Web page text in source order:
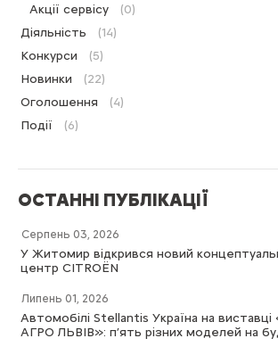
Акції сервісу
(0)
Діяльність
(14)
Конкурси
(5)
Новинки
(22)
Оголошення
(4)
Події
(6)
ОСТАННІ ПУБЛІКАЦІЇ
Серпень 03, 2026
У Житомир відкрився новий
центр CITROËN
Липень 01, 2026
Автомобілі Stellantis Україна на
АГРО ЛЬВІВ»: п’ять різних моделей на